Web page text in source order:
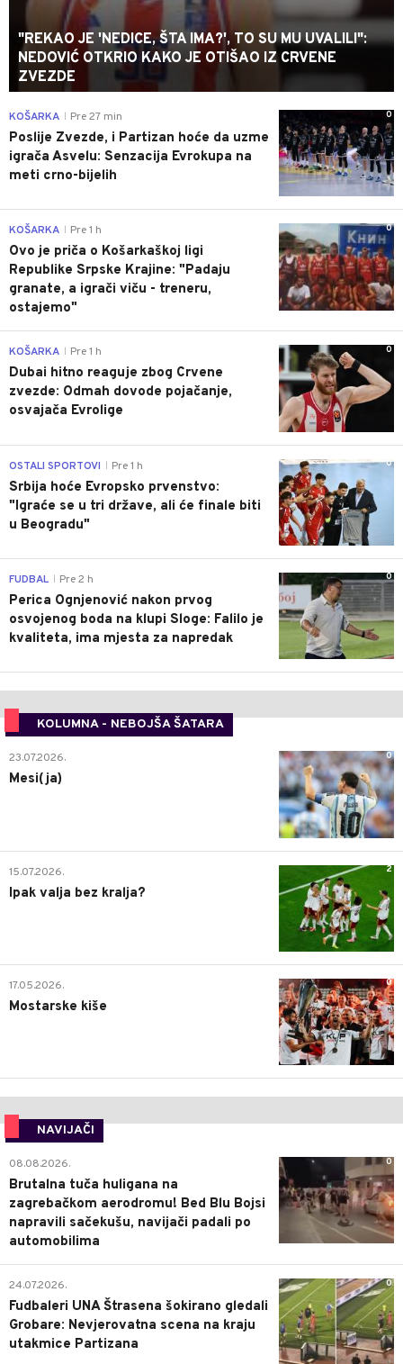
"REKAO JE 'NEDICE, ŠTA IMA?', TO SU MU UVALILI":
NEDOVIĆ OTKRIO KAKO JE OTIŠAO IZ CRVENE
ZVEZDE
0
KOŠARKA Pre 27 min
Poslije Zvezde, i Partizan hoće da uzme
igrača Asvelu: Senzacija Evrokupa na
meti crno-bijelih
0
KOŠARKA Pre 1 h
Ovo je priča o Košarkaškoj ligi
Republike Srpske Krajine: "Padaju
granate, a igrači viču - treneru,
ostajemo"
0
KOŠARKA Pre 1 h
Dubai hitno reaguje zbog Crvene
zvezde: Odmah dovode pojačanje,
osvajača Evrolige
0
OSTALI SPORTOVI Pre 1 h
Srbija hoće Evropsko prvenstvo:
"Igraće se u tri države, ali će finale biti
u Beogradu"
0
FUDBAL Pre 2 h
Perica Ognjenović nakon prvog
osvojenog boda na klupi Sloge: Falilo je
kvaliteta, ima mjesta za napredak
KOLUMNA - NEBOJŠA ŠATARA
0
23.07.2026.
Mesi(ja)
2
15.07.2026.
Ipak valja bez kralja?
0
17.05.2026.
Mostarske kiše
NAVIJAČI
0
08.08.2026.
Brutalna tuča huligana na
zagrebačkom aerodromu! Bed Blu Bojsi
napravili sačekušu, navijači padali po
automobilima
0
24.07.2026.
Fudbaleri UNA Štrasena šokirano gledali
Grobare: Nevjerovatna scena na kraju
utakmice Partizana